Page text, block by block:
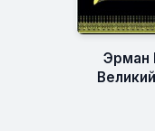
Эрман